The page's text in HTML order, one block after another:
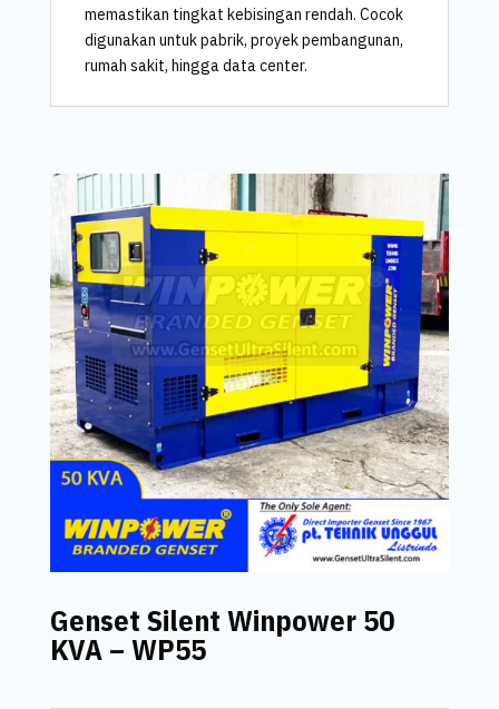
memastikan tingkat kebisingan rendah. Cocok
digunakan untuk pabrik, proyek pembangunan,
rumah sakit, hingga data center.
Genset Silent Winpower 50
KVA – WP55